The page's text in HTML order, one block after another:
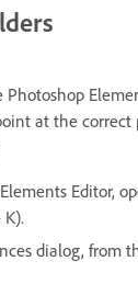
Photoshop
at the
Editor,
dialog, from